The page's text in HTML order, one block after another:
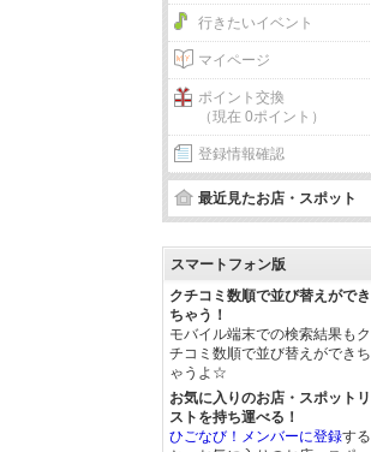
行きたいイベント
マイページ
ポイント交換
（現在 0ポイント）
登録情報確認
最近見たお店・スポット
スマートフォン版
クチコミ数順で並び替えができ
ちゃう！
モバイル端末での検索結果もク
チコミ数順で並び替えができち
ゃうよ☆
お気に入りのお店・スポットリ
ストを持ち運べる！
ひごなび！メンバーに登録する